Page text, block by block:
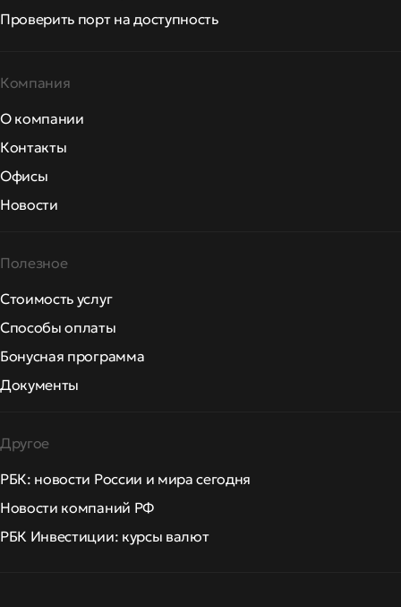
Проверить порт на доступность
Компания
О компании
Контакты
Офисы
Новости
Полезное
Стоимость услуг
Способы оплаты
Бонусная программа
Документы
Другое
РБК: новости России и мира сегодня
Новости компаний РФ
РБК Инвестиции: курсы валют